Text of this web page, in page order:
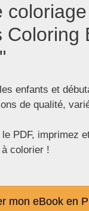
Coloring
enfants et
de qualité,
PDF, imprimez
colorier !
mon eBook en